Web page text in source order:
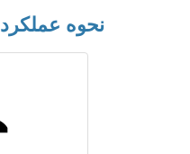
نحوه عملکرد GbrDatingGo